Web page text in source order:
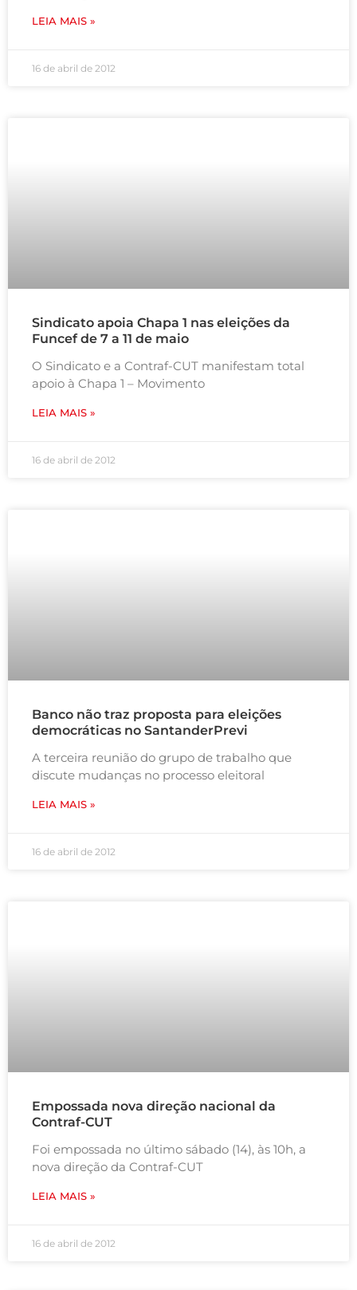
LEIA MAIS »
16 de abril de 2012
Sindicato apoia Chapa 1 nas eleições da
Funcef de 7 a 11 de maio
O Sindicato e a Contraf-CUT manifestam total
apoio à Chapa 1 – Movimento
LEIA MAIS »
16 de abril de 2012
Banco não traz proposta para eleições
democráticas no SantanderPrevi
A terceira reunião do grupo de trabalho que
discute mudanças no processo eleitoral
LEIA MAIS »
16 de abril de 2012
Empossada nova direção nacional da
Contraf-CUT
Foi empossada no último sábado (14), às 10h, a
nova direção da Contraf-CUT
LEIA MAIS »
16 de abril de 2012